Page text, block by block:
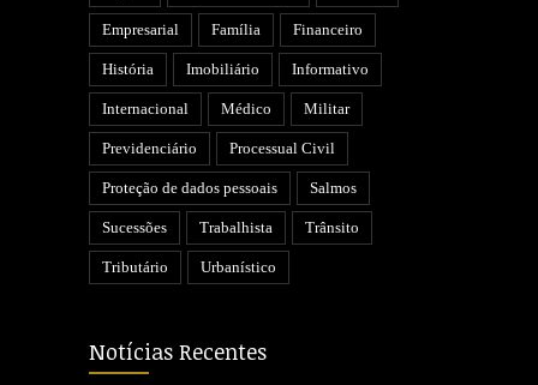
Empresarial Família Financeiro
História Imobiliário Informativo
Internacional Médico Militar
Previdenciário Processual Civil
Proteção de dados pessoais Salmos
Sucessões Trabalhista Trânsito
Tributário Urbanístico
Notícias Recentes